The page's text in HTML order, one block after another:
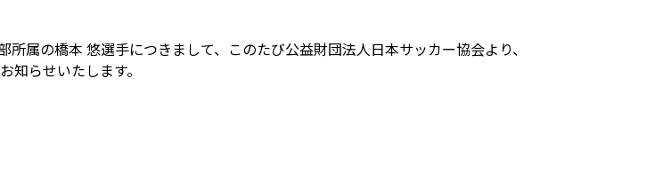
属の橋本 悠選手につきまして、このたび公益財団法人日本サッカー協会より、
知らせいたします。